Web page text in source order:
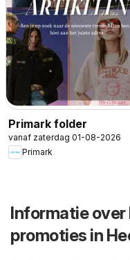
Primark folder
vanaf zaterdag 01-08-2026
Primark
Informatie
promoties in